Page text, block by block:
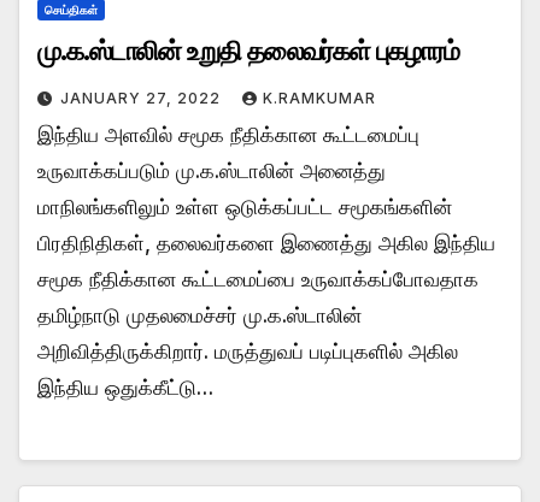
செய்திகள்
மு.க.ஸ்டாலின் உறுதி தலைவர்கள் புகழாரம்
JANUARY 27, 2022 K.RAMKUMAR
இந்திய அளவில் சமூக நீதிக்கான கூட்டமைப்பு
உருவாக்கப்படும் மு.க.ஸ்டாலின் அனைத்து
மாநிலங்களிலும் உள்ள ஒடுக்கப்பட்ட சமூகங்களின்
பிரதிநிதிகள், தலைவர்களை இணைத்து அகில இந்திய
சமூக நீதிக்கான கூட்டமைப்பை உருவாக்கப்போவதாக
தமிழ்நாடு முதலமைச்சர் மு.க.ஸ்டாலின்
அறிவித்திருக்கிறார். மருத்துவப் படிப்புகளில் அகில
இந்திய ஒதுக்கீட்டு…